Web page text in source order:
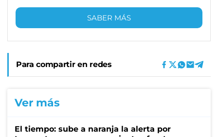
SABER MÁS
Para compartir en redes
Ver más
El tiempo: sube a naranja la alerta por